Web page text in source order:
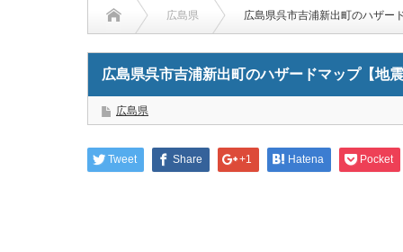
広島県 広島県呉市吉浦新出町のハザー
広島県呉市吉浦新出町のハザードマップ【地
広島県
Tweet Share +1 Hatena Pocket